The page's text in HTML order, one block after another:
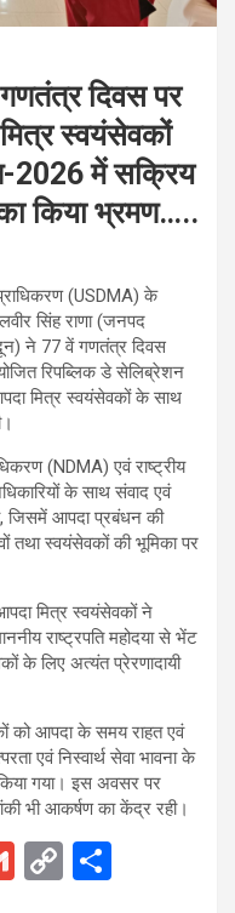
दिवस पर
स्वयंसेवकों
2026 में सक्रिय
का किया भ्रमण…..
(USDMA) के
सिंह राणा (जनपद
ने 77 वें गणतंत्र दिवस
रिपब्लिक डे सेलिब्रेशन
मित्र स्वयंसेवकों के साथ
(NDMA) एवं राष्ट्रीय
के साथ संवाद एवं
जिसमें आपदा प्रबंधन की
तथा स्वयंसेवकों की भूमिका पर
मित्र स्वयंसेवकों ने
राष्ट्रपति महोदया से भेंट
के लिए अत्यंत प्रेरणादायी
को आपदा के समय राहत एवं
एवं निस्वार्थ सेवा भावना के
गया। इस अवसर पर
भी आकर्षण का केंद्र रही।
G
C